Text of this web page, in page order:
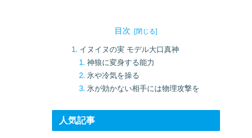
目次
イヌイヌの実 モデル大口真神
神狼に変身する能力
氷や冷気を操る
氷が効かない相手には物理攻撃を
人気記事